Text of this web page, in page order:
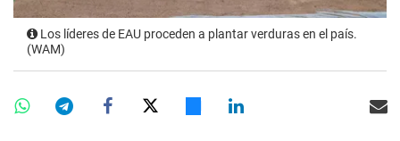
Los líderes de EAU proceden a plantar verduras en el país.
(WAM)